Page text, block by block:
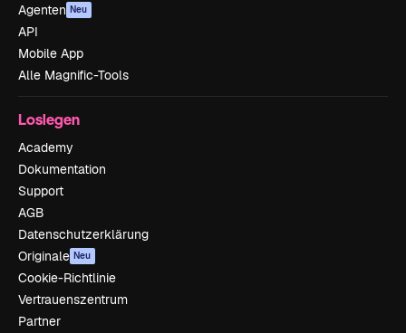
Agenten Neu
API
Mobile App
Alle Magnific-Tools
Loslegen
Academy
Dokumentation
Support
AGB
Datenschutzerklärung
Originale Neu
Cookie-Richtlinie
Vertrauenszentrum
Partner